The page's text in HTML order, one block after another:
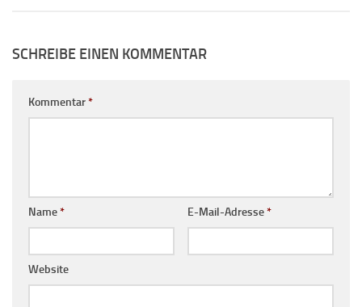
SCHREIBE EINEN KOMMENTAR
Kommentar*
Name* E-Mail-Adresse*
Website